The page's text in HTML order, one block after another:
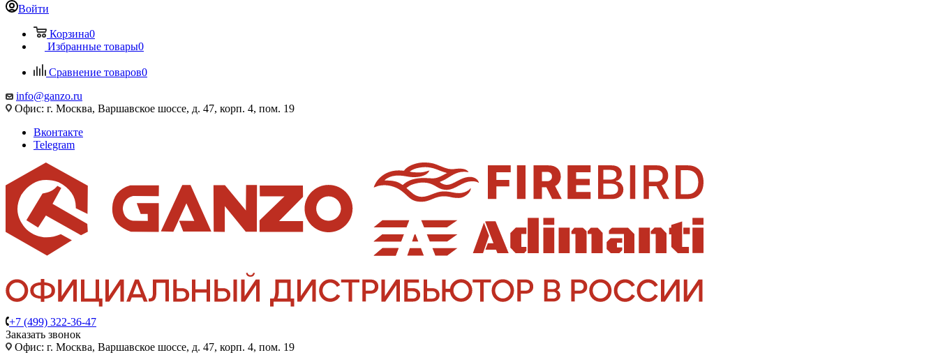
Войти
Корзина0
Избранные товары0
Сравнение товаров0
info@ganzo.ru
Офис: г. Москва, Варшавское шоссе, д. 47, корп. 4, пом. 19
Вконтакте
Telegram
+7 (499) 322-36-47
Заказать звонок
Офис: г. Москва, Варшавское шоссе, д. 47, корп. 4, пом. 19